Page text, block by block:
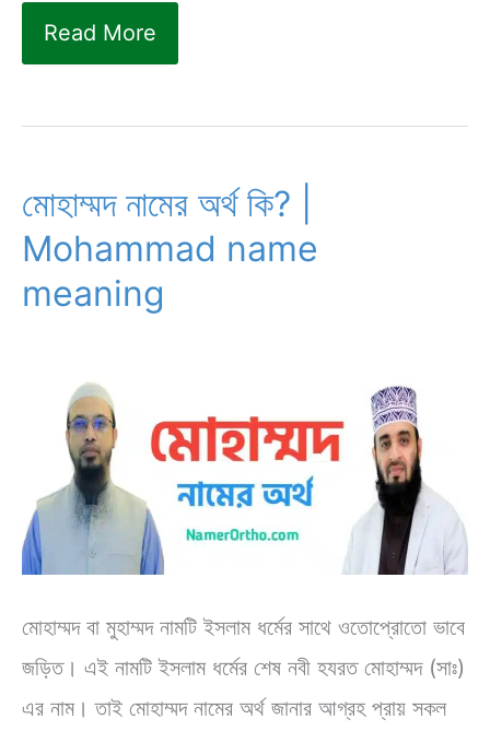
মুয়াজ
নামের
|
Muaz
meaning
Read More
মোহাম্মদ নামের অর্থ কি? |
Mohammad name
meaning
মোহাম্মদ বা মুহাম্মদ নামটি ইসলাম ধর্মের সাথে ওতোপ্রোতো ভাবে
জড়িত। এই নামটি ইসলাম ধর্মের শেষ নবী হযরত মোহাম্মদ (সাঃ)
এর নাম। তাই মোহাম্মদ নামের অর্থ জানার আগ্রহ প্রায় সকল